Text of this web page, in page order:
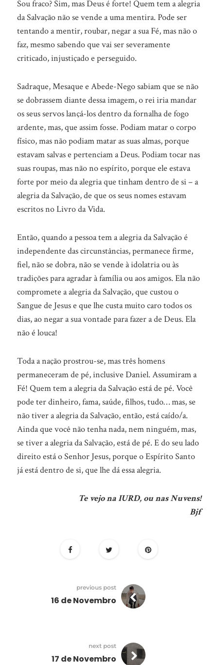
Sou fraco? Sim, mas Deus é forte! Quem tem a alegria
da Salvação não se vende a uma mentira. Pode ser
tentando a mentir, roubar, negar a sua Fé, mas não o
faz, mesmo sabendo que vai ser severamente
criticado, injustiçado e perseguido.
Sadraque, Mesaque e Abede-Nego sabiam que se não
se dobrassem diante dessa imagem, o rei iria mandar
os seus servos lançá-los dentro da fornalha de fogo
ardente, mas, que assim fosse. Podiam matar o corpo
físico, mas não podiam matar as suas almas, porque
estavam salvas e pertenciam a Deus. Podiam tocar nas
suas roupas, mas não no espírito, porque ele estava
forte por meio da alegria que tinham dentro de si – a
alegria da Salvação, de que os seus nomes estavam
escritos no Livro da Vida.
Então, quando a pessoa tem a alegria da Salvação é
independente das circunstâncias, permanece firme,
fiel, não se dobra, não se vende à idolatria ou às
tradições para agradar à família ou aos amigos. Ela não
compromete a alegria da Salvação, que custou o
Sangue de Jesus e que lhe custa muito caro todos os
dias, ao negar a sua vontade para fazer a de Deus. Ela
não é louca!
Toda a nação prostrou-se, mas três homens
permaneceram de pé, inclusive Daniel. Assumiram a
Fé! Quem tem a alegria da Salvação está de pé. Você
pode ter dinheiro, fama, saúde, filhos, tudo… mas, se
não tiver a alegria da Salvação, então, está caído/a.
Ainda que você não tenha nada, nem ninguém, mas,
se tiver a alegria da Salvação, está de pé. E do seu lado
direito está o Senhor Jesus, porque o Espírito Santo
já está dentro de si, que lhe dá essa alegria.
Te vejo na IURD, ou nas Nuvens!
Bjf
previous post
16 de Novembro
next post
17 de Novembro